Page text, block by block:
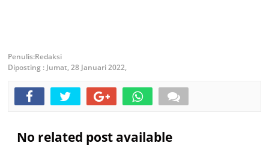
Redaksi
Diposting : Jumat, 28 Januari 2022,
No related post available